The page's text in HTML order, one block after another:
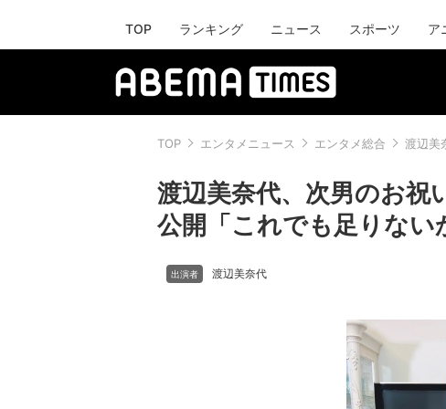
TOP ランキング ニュース スポーツ ア
TOP エンタメニュース エンタメ総合 渡辺美
渡辺美奈代、次男のお
公開「これでも足りない
渡辺美奈代